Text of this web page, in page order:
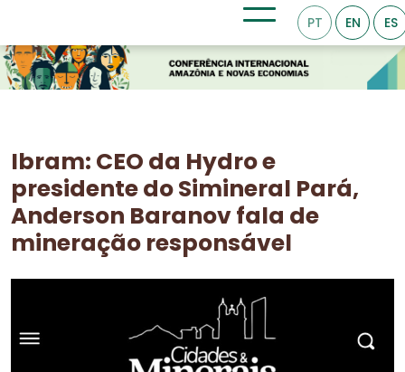
PT EN ES
Ibram: CEO da Hydro e
presidente do Simineral Pará,
Anderson Baranov fala de
mineração responsável